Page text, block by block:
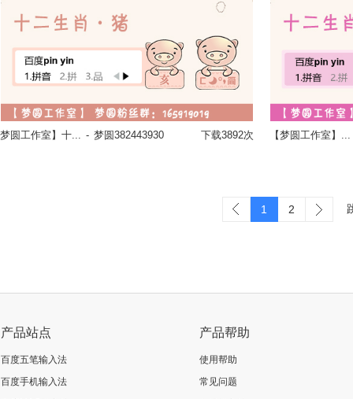
立即换肤
梦圆工作室】十... - 梦圆382443930 下载3892次 【梦圆工作室】...
1 2
产品站点
百度五笔输入法
百度手机输入法
产品帮助
使用帮助
常见问题